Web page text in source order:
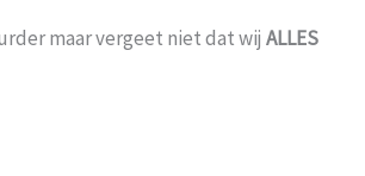
maar vergeet niet dat wij ALLES